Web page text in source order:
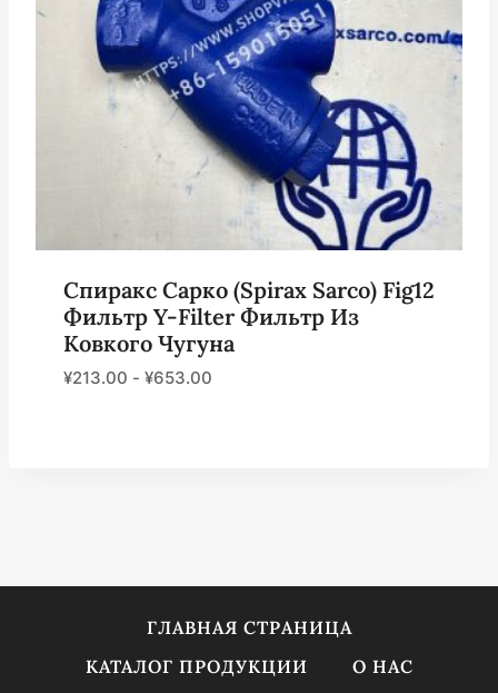
Спиракс Сарко (Spirax Sarco) Fig12
Фильтр Y-Filter Фильтр Из
Ковкого Чугуна
¥213.00 - ¥653.00
ГЛАВНАЯ СТРАНИЦА
КАТАЛОГ ПРОДУКЦИИ
О НАС